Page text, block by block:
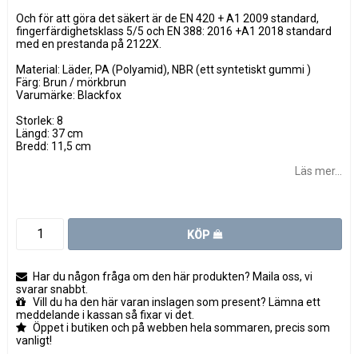
Och för att göra det säkert är de EN 420 + A1 2009 standard,
fingerfärdighetsklass 5/5 och EN 388: 2016 +A1 2018 standard
med en prestanda på 2122X.
Material: Läder, PA (Polyamid), NBR (ett syntetiskt gummi )
Färg: Brun / mörkbrun
Varumärke: Blackfox
Storlek: 8
Längd: 37 cm
Bredd: 11,5 cm
Läs mer...
KÖP
Har du någon fråga om den här produkten? Maila oss, vi
svarar snabbt.
Vill du ha den här varan inslagen som present? Lämna ett
meddelande i kassan så fixar vi det.
Öppet i butiken och på webben hela sommaren, precis som
vanligt!